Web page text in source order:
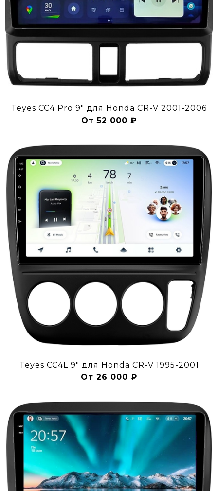
Teyes CC4 Pro 9" для Honda CR-V 2001-2006
От 52 000 ₽
Teyes CC4L 9" для Honda CR-V 1995-2001
От 26 000 ₽